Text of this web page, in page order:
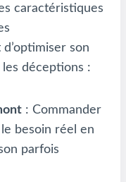
caractéristiques
son
les déceptions :
: Commander
besoin réel en
parfois